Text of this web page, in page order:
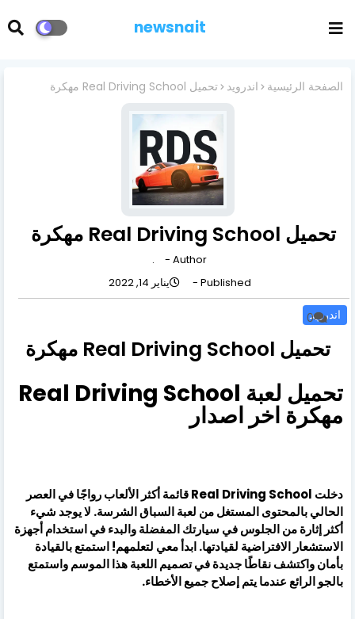
newsnait
الصفحة الرئيسية اندرويد تحميل Real Driving School مهكرة
تحميل Real Driving School مهكرة
Author -
.
Published -
يناير 14, 2022
اندرويد0
تحميل Real Driving School مهكرة
تحميل لعبة Real Driving School
مهكرة اخر اصدار
دخلت Real Driving School قائمة أكثر الألعاب رواجًا في العصر
الحالي بالمحتوى المستغل من لعبة السباق الشرسة. لا يوجد شيء
أكثر إثارة من الجلوس في سيارتك المفضلة والبدء في استخدام أجهزة
الاستشعار الافتراضية لقيادتها. ابدأ معي لتعلمهم! استمتع بالقيادة
بأمان واكتشف نقاطًا جديدة في تصميم اللعبة هذا الموسم واستمتع
بالجو الرائع عندما يتم إصلاح جميع الأخطاء.